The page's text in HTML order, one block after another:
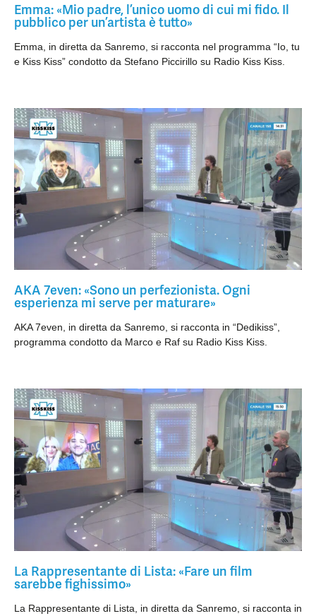
Emma: «Mio padre, l’unico uomo di cui mi fido. Il
pubblico per un’artista è tutto»
Emma, in diretta da Sanremo, si racconta nel programma “Io, tu
e Kiss Kiss” condotto da Stefano Piccirillo su Radio Kiss Kiss.
AKA 7even: «Sono un perfezionista. Ogni
esperienza mi serve per maturare»
AKA 7even, in diretta da Sanremo, si racconta in “Dedikiss”,
programma condotto da Marco e Raf su Radio Kiss Kiss.
La Rappresentante di Lista: «Fare un film
sarebbe fighissimo»
La Rappresentante di Lista, in diretta da Sanremo, si racconta in